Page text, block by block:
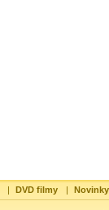
| DVD filmy |